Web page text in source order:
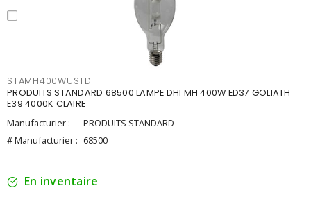
STAMH400WUSTD
PRODUITS STANDARD 68500 LAMPE DHI MH 400W ED37 GOLIATH
E39 4000K CLAIRE
Manufacturier :
PRODUITS STANDARD
# Manufacturier : 68500
En inventaire